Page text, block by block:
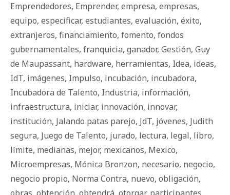
Emprendedores, Emprender, empresa, empresas,
equipo, especificar, estudiantes, evaluación, éxito,
extranjeros, financiamiento, fomento, fondos
gubernamentales, franquicia, ganador, Gestión, Guy
de Maupassant, hardware, herramientas, Idea, ideas,
IdT, imágenes, Impulso, incubación, incubadora,
Incubadora de Talento, Industria, información,
infraestructura, iniciar, innovación, innovar,
institución, Jalando patas parejo, JdT, jóvenes, Judith
segura, Juego de Talento, jurado, lectura, legal, libro,
límite, medianas, mejor, mexicanos, Mexico,
Microempresas, Mónica Bronzon, necesario, negocio,
negocio propio, Norma Contra, nuevo, obligación,